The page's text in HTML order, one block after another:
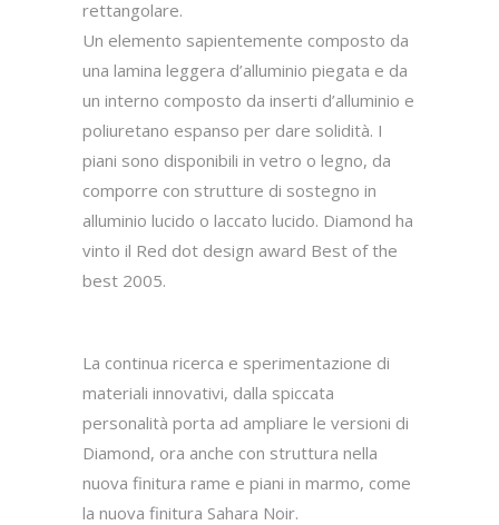
rettangolare.
Un elemento sapientemente composto da
una lamina leggera d’alluminio piegata e da
un interno composto da inserti d’alluminio e
poliuretano espanso per dare solidità. I
piani sono disponibili in vetro o legno, da
comporre con strutture di sostegno in
alluminio lucido o laccato lucido. Diamond ha
vinto il Red dot design award Best of the
best 2005.
La continua ricerca e sperimentazione di
materiali innovativi, dalla spiccata
personalità porta ad ampliare le versioni di
Diamond, ora anche con struttura nella
nuova finitura rame e piani in marmo, come
la nuova finitura Sahara Noir.